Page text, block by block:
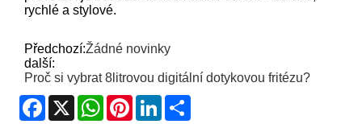
rychlé a stylové.
Předchozí:Žádné novinky
další:
Proč si vybrat 8litrovou digitální dotykovou fritézu?
Facebook
X WhatsApp
PinterestLinkedIn